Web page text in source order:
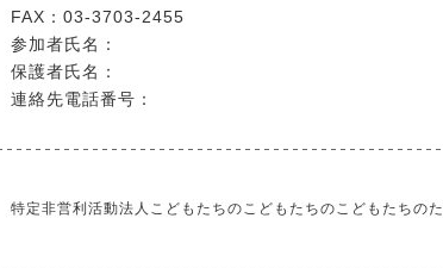
FAX：03-3703-2455
参加者氏名：
保護者氏名：
連絡先電話番号：
特定非営利活動法人こどもたちのこどもたちのこどもたちの